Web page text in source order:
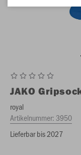
JAKO
royal
Artikelnummer:3950
Lieferbar bis 2027